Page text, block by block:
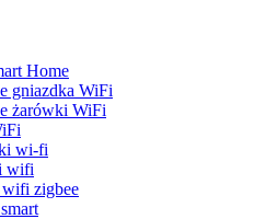
Home
gniazdka WiFi
żarówki WiFi
wi-fi
wifi
wifi zigbee